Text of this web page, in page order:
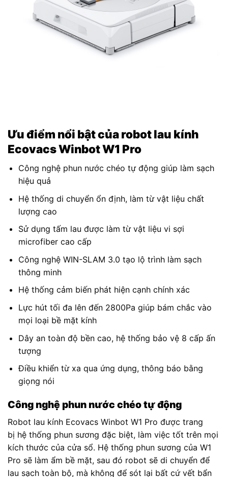
Ưu điểm nổi bật của robot lau kính
Ecovacs Winbot W1 Pro
Công nghệ phun nước chéo tự động giúp làm sạch
hiệu quả
Hệ thống di chuyển ổn định, làm từ vật liệu chất
lượng cao
Sử dụng tấm lau được làm từ vật liệu vi sợi
microfiber cao cấp
Công nghệ WIN-SLAM 3.0 tạo lộ trình làm sạch
thông minh
Hệ thống cảm biến phát hiện cạnh chính xác
Lực hút tối đa lên đến 2800Pa giúp bám chắc vào
mọi loại bề mặt kính
Dây an toàn độ bền cao, hệ thống bảo vệ 8 cấp ấn
tượng
Điều khiển từ xa qua ứng dụng, thông báo bằng
giọng nói
Công nghệ phun nước chéo tự động
Robot lau kính Ecovacs Winbot W1 Pro được trang
bị hệ thống phun sương đặc biệt, làm việc tốt trên mọi
kích thước của cửa sổ. Hệ thống phun sương của W1
Pro sẽ làm ẩm bề mặt, sau đó robot sẽ di chuyển để
lau sạch toàn bộ, mà không để sót lại bất cứ vết bẩn